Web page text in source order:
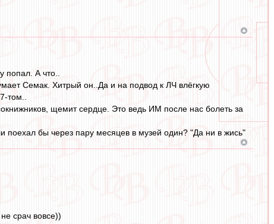
попал. А что..
Семак. Хитрый он..Да и на подвод к ЛЧ влёгкую
том..
щемит сердце. Это ведь ИМ после нас болеть за
бы через пару месяцев в музей один? "Да ни в жись"
срач вовсе))